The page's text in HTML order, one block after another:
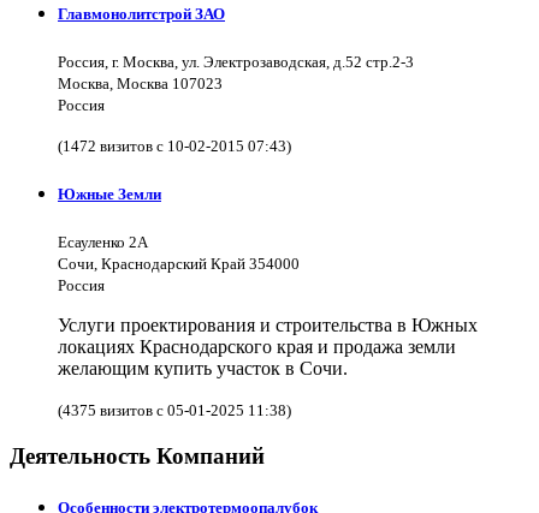
Главмонолитстрой ЗАО
Россия, г. Москва, ул. Электрозаводская, д.52 стр.2-3
Москва, Москва 107023
Россия
(1472 визитов с 10-02-2015 07:43)
Южные Земли
Есауленко 2А
Сочи, Краснодарский Край 354000
Россия
Услуги проектирования и строительства в Южных
локациях Краснодарского края и продажа земли
желающим купить участок в Сочи.
(4375 визитов с 05-01-2025 11:38)
Деятельность Компаний
Особенности электротермоопалубок